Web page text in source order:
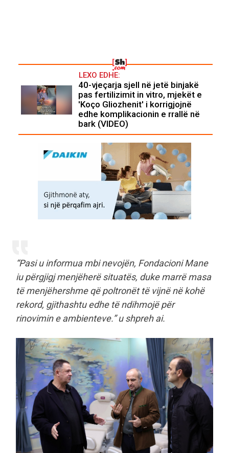
LEXO EDHE:
40-vjeçarja sjell në jetë binjakë
pas fertilizimit in vitro, mjekët e
'Koço Gliozhenit' i korrigjojnë
edhe komplikacionin e rrallë në
bark (VIDEO)
“Pasi u informua mbi nevojën, Fondacioni Mane
iu përgjigj menjëherë situatës, duke marrë masa
të menjëhershme që poltronët të vijnë në kohë
rekord, gjithashtu edhe të ndihmojë për
rinovimin e ambienteve.” u shpreh ai.